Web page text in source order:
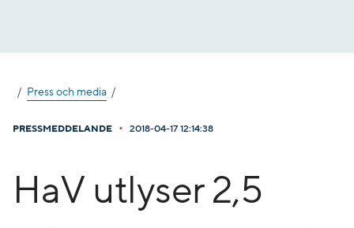
Press och media
PRESSMEDDELANDE • 2018-04-17 12:14:38
HaV utlyser 2,5